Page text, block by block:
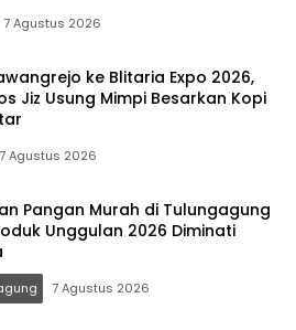
7 Agustus 2026
ke Blitaria Expo 2026,
Jiz Usung Mimpi Besarkan Kopi
7 Agustus 2026
Pangan Murah di Tulungagung
Unggulan 2026 Diminati
7 Agustus 2026